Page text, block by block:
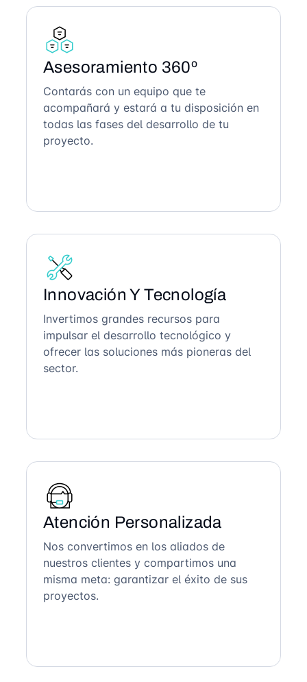
Asesoramiento 360º
Contarás con un equipo que te
acompañará y estará a tu disposición en
todas las fases del desarrollo de tu
proyecto.
Innovación Y Tecnología
Invertimos grandes recursos para
impulsar el desarrollo tecnológico y
ofrecer las soluciones más pioneras del
sector.
Atención Personalizada
Nos convertimos en los aliados de
nuestros clientes y compartimos una
misma meta: garantizar el éxito de sus
proyectos.